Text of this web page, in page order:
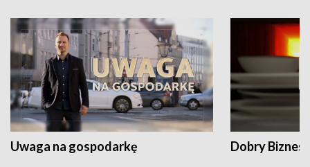
Uwaga na gospodarkę Dobry Biznes